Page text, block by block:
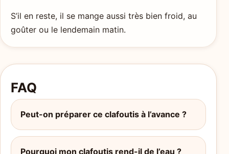
S’il en reste, il se mange aussi très bien froid, au
goûter ou le lendemain matin.
FAQ
Peut-on préparer ce clafoutis à l’avance ?
Pourquoi mon clafoutis rend-il de l’eau ?